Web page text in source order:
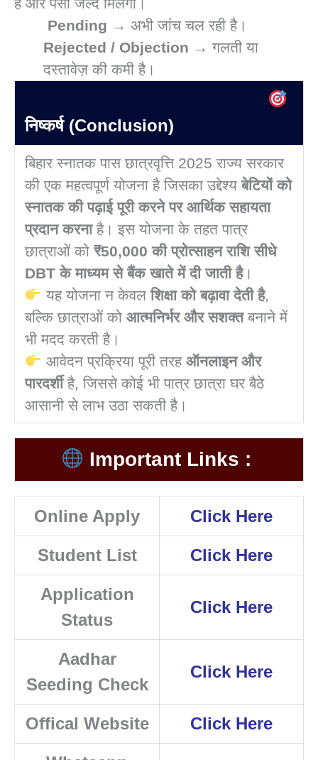
Pending → अभी जांच चल रही है।
Rejected / Objection → गलती या
दस्तावेज़ की कमी है।
निष्कर्ष (Conclusion)
बिहार स्नातक पास छात्रवृत्ति 2025 राज्य सरकार
की एक महत्वपूर्ण योजना है जिसका उद्देश्यबेटियों को
स्नातक की पढ़ाई पूरी करने पर आर्थिक सहायता
प्रदान करनाहै। इस योजना के तहत पात्र
छात्राओं को ₹50,000 की प्रोत्साहन राशि सीधे
DBT के माध्यम से बैंक खाते में दी जाती है।
यह योजना न केवलशिक्षा को बढ़ावा देती है,
बल्कि छात्राओं को आत्मनिर्भर और सशक्तबनाने में
भी मदद करती है।
आवेदन प्रक्रिया पूरी तरह ऑनलाइन और
पारदर्शीहै, जिससे कोई भी पात्र छात्रा घर बैठे
आसानी से लाभ उठा सकती है।
Important Links :
Online Apply Click Here
Student List Click Here
Application
Status
Click Here
Aadhar
Seeding Check
Click Here
Offical Website Click Here